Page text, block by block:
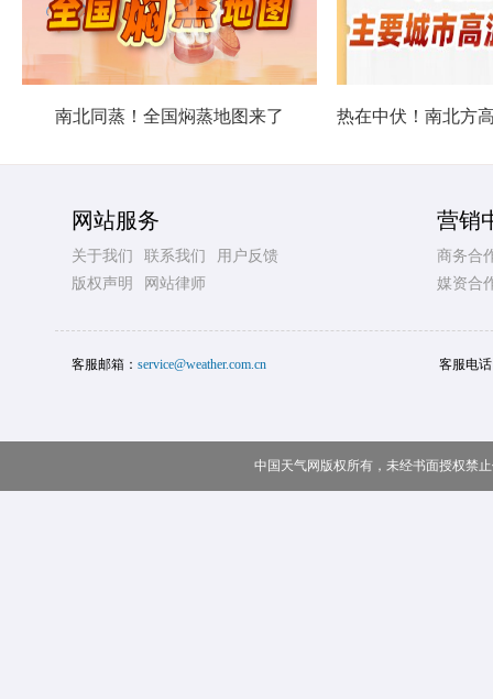
南北同蒸！全国焖蒸地图来了
网站服务
关于我们 联系我们
用户反馈
版权声明
网站律师
营销
商务合
媒资合
客服邮箱： service@weather.com.cn 客服电
中国天气网版权所有，未经书面授权